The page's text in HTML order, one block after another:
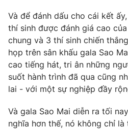
Sản phẩm
Thị trường
Tư vấn
Lịch phát sóng
Chuyên mục khác
Emagazine
Photo
Và để đánh dấu cho cái kết
thí sinh được đánh giá cao
chung và 3 thí sinh chiến
họp trên sân khấu gala Sao
cao tiếng hát, tri ân những
suốt hành trình đã qua cũng
lai - với một sự nghiệp đầy
Và gala Sao Mai diễn ra tối
nghĩa hơn thế, nó không chỉ